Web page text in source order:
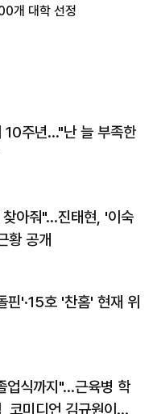
개 대학 선정
10주년…"난 늘 부족한
찾아줘"…진태현, '이숙
황 공개
핀'·15호 '찬홈' 현재 위
업식까지"…근육병 학
코미디언 김규원이었